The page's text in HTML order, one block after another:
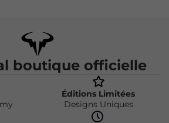
boutique officielle
Éditions Limitées
Designs Uniques